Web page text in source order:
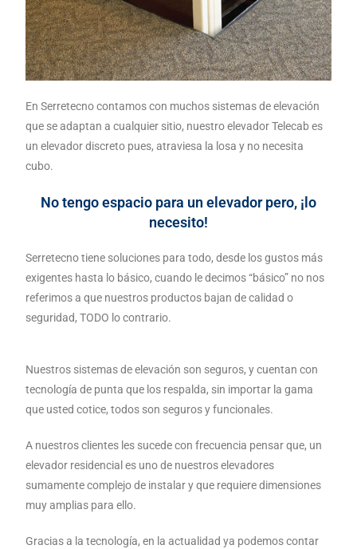
En Serretecno contamos con muchos sistemas de elevación
que se adaptan a cualquier sitio, nuestro elevador Telecab es
un elevador discreto pues, atraviesa la losa y no necesita
cubo.
No tengo espacio para un elevador pero, ¡lo
necesito!
Serretecno tiene soluciones para todo, desde los gustos más
exigentes hasta lo básico, cuando le decimos “básico” no nos
referimos a que nuestros productos bajan de calidad o
seguridad, TODO lo contrario.
Nuestros sistemas de elevación son seguros, y cuentan con
tecnología de punta que los respalda, sin importar la gama
que usted cotice, todos son seguros y funcionales.
A nuestros clientes les sucede con frecuencia pensar que, un
elevador residencial es uno de nuestros elevadores
sumamente complejo de instalar y que requiere dimensiones
muy amplias para ello.
Gracias a la tecnología, en la actualidad ya podemos contar